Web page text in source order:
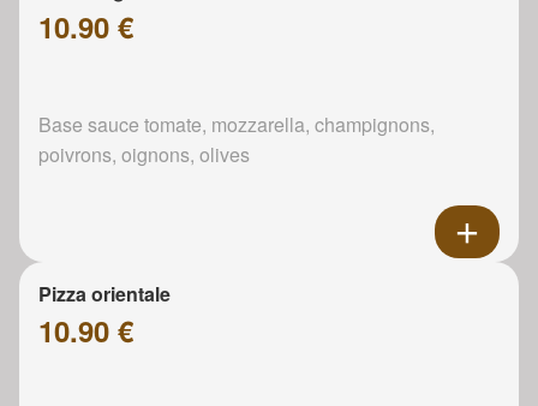
10.90 €
Base sauce tomate, mozzarella, champignons,
poivrons, oignons, olives
Pizza orientale
10.90 €